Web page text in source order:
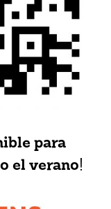
para
el verano!